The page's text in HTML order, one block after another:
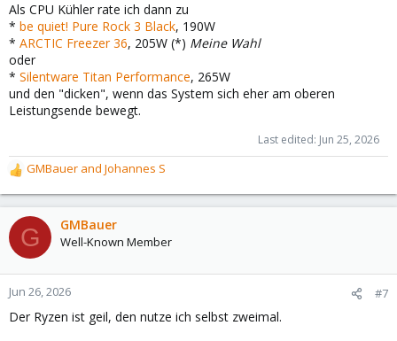
Als CPU Kühler rate ich dann zu
* be quiet! Pure Rock 3 Black, 190W
* ARCTIC Freezer 36, 205W (*) Meine Wahl
oder
* Silentware Titan Performance, 265W
und den "dicken", wenn das System sich eher am oberen
Leistungsende bewegt.
Last edited: Jun 25, 2026
R
e
a
c
t
o
n
s
:
GMBauer and Johannes S
G GMBauer
Well-Known Member
Jun 26, 2026 #7
Der Ryzen ist geil, den nutze ich selbst zweimal.